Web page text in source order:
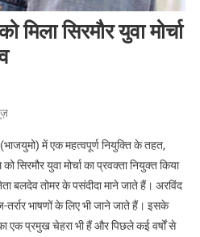
मिला सिरमौर युवा मोर्चा
(भाजयुमो) में एक महत्वपूर्ण नियुक्ति के तहत,
सिरमौर युवा मोर्चा का प्रवक्ता नियुक्त किया
बलदेव तोमर के पसंदीदा माने जाते हैं। अरविंद
भाषणों के लिए भी जाने जाते हैं। इसके
एक प्रमुख चेहरा भी हैं और पिछले कई वर्षों से